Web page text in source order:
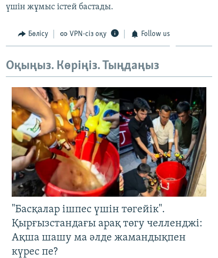
үшін жұмыс істей бастады.
Бөлісу VPN-сіз оқу Follow us
Оқыңыз. Көріңіз. Тыңдаңыз
"Басқалар ішпес үшін төгейік".
Қырғызстандағы арақ төгу челленджі:
Ақша шашу ма әлде жамандықпен
күрес пе?